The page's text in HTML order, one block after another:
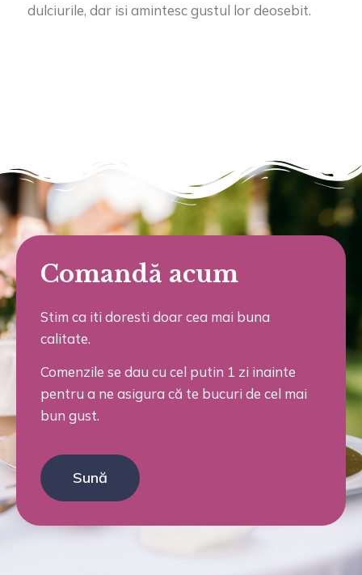
dulciurile, dar isi amintesc gustul lor deosebit.
Comandă acum
Stim ca iti doresti doar cea mai buna
calitate.
Comenzile se dau cu cel putin 1 zi inainte
pentru a ne asigura că te bucuri de cel mai
bun gust.
Sună